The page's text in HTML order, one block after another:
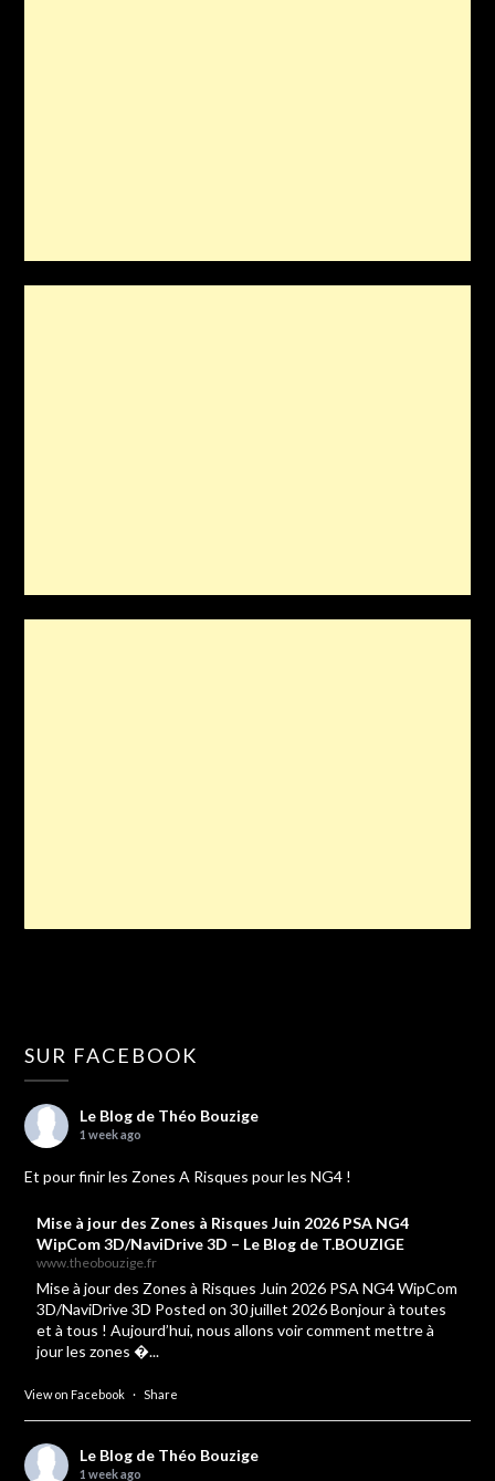
SUR FACEBOOK
Le Blog de Théo Bouzige
1 week ago
Et pour finir les Zones A Risques pour les NG4 !
Mise à jour des Zones à Risques Juin 2026 PSA NG4
WipCom 3D/NaviDrive 3D – Le Blog de T.BOUZIGE
www.theobouzige.fr
Mise à jour des Zones à Risques Juin 2026 PSA NG4 WipCom
3D/NaviDrive 3D Posted on 30 juillet 2026 Bonjour à toutes
et à tous ! Aujourd’hui, nous allons voir comment mettre à
jour les zones �...
View on Facebook · Share
Le Blog de Théo Bouzige
1 week ago